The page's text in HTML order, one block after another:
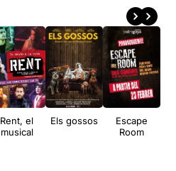
Rent, el
musical
Els gossos
Escape
Room